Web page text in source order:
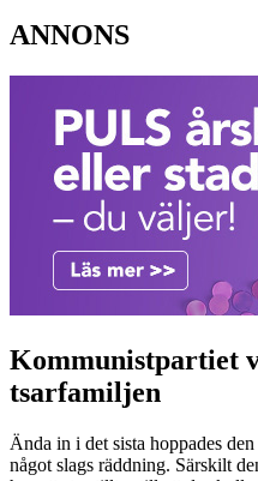
ANNONS
Kommunistpartiet
tsarfamiljen
Ända in i det sista hoppades
något slags räddning. Särskilt